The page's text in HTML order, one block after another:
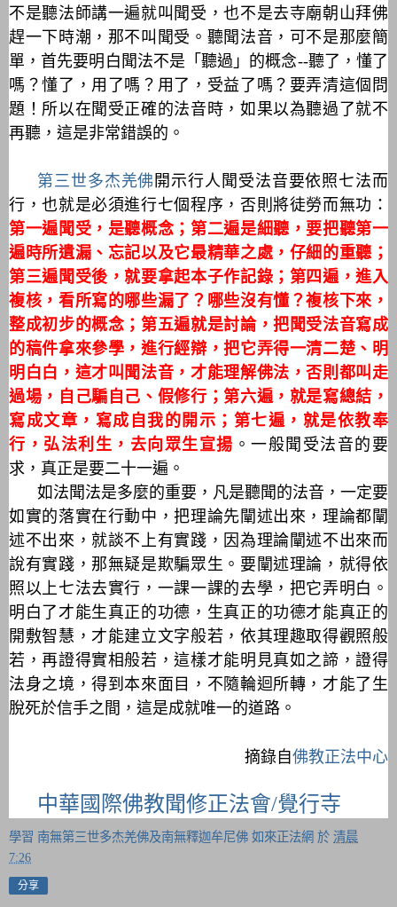
不是聽法師講一遍就叫聞受，也不是去寺廟朝山拜佛
趕一下時潮，那不叫聞受。聽聞法音，可不是那麼簡
單，首先要明白聞法不是「聽過」的概念--聽了，懂了
嗎？懂了，用了嗎？用了，受益了嗎？要弄清這個問
題！所以在聞受正確的法音時，如果以為聽過了就不
再聽，這是非常錯誤的。
第三世多杰羌佛 開示行人聞受法音要依照七法而
行，也就是必須進行七個程序，否則將徒勞而無功：
第一遍聞受，是聽概念；第二遍是細聽，要把聽第一
遍時所遺漏、忘記以及它最精華之處，仔細的重聽；
第三遍聞受後，就要拿起本子作記錄；第四遍，進入
複核，看所寫的哪些漏了？哪些沒有懂？複核下來，
整成初步的概念；第五遍就是討論，把聞受法音寫成
的稿件拿來參學，進行經辯，把它弄得一清二楚、明
明白白，這才叫聞法音，才能理解佛法，否則都叫走
過場，自己騙自己、假修行；第六遍，就是寫總結，
寫成文章，寫成自我的開示；第七遍，就是依教奉
行，弘法利生，去向眾生宣揚 。一般聞受法音的要
求，真正是要二十一遍。
如法聞法是多麼的重要，凡是聽聞的法音，一定要
如實的落實在行動中，把理論先闡述出來，理論都闡
述不出來，就談不上有實踐，因為理論闡述不出來而
說有實踐，那無疑是欺騙眾生。要闡述理論，就得依
照以上七法去實行，一課一課的去學，把它弄明白。
明白了才能生真正的功德，生真正的功德才能真正的
開敷智慧，才能建立文字般若，依其理趣取得觀照般
若，再證得實相般若，這樣才能明見真如之諦，證得
法身之境，得到本來面目，不隨輪迴所轉，才能了生
脫死於信手之間，這是成就唯一的道路。
摘錄自佛教正法中心
中華國際佛教聞修正法會/覺行寺
學習 南無第三世多杰羌佛及南無釋迦牟尼佛 如來正法網 於 清晨
7:26
分享